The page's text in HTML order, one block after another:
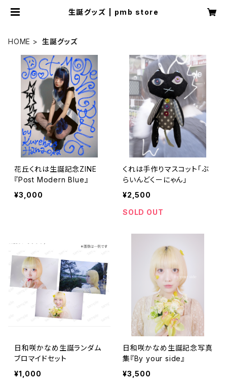
生誕グッズ | pmb store
HOME 生誕グッズ
花丘くれは生誕記念ZINE
『Post Modern Blue』
¥3,000
くれは手作りマスコット「ぶ
らいんどくーにゃん」
¥2,500
SOLD OUT
日和咲かなめ生誕ランダム
ブロマイドセット
¥1,000
日和咲かなめ生誕記念写真
集『By your side』
¥3,500